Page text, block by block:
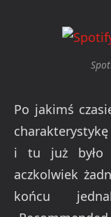
Po jakimś
charakterystykę
i tu już było
aczkolwiek
końcu